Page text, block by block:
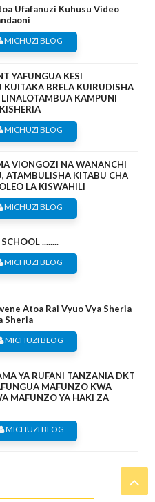
Ufafanuzi Kuhusu Video
MICHUZI BLOG
YAFUNGUA KESI
BRELA KUIRUDISHA
KAMPUNI
MICHUZI BLOG
VIONGOZI NA WANANCHI
ATAMBULISHA KITABU CHA
LA KISWAHILI
MICHUZI BLOG
........
MICHUZI BLOG
Atoa Rai Vyuo Vya Sheria
Sheria
MICHUZI BLOG
YA RUFANI TANZANIA DKT
MAFUNZO KWA
MAFUNZO YA HAKI ZA
MICHUZI BLOG